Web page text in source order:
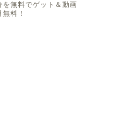
を無料でゲット＆動画
無料！